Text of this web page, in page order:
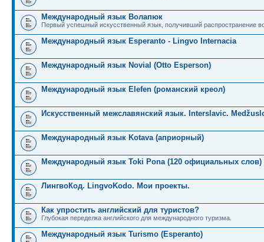
Международный язык Волапюк
Первый успешный искусственный язык, получивший распространение
Международный язык Esperanto - Lingvo Internacia
Международный язык Novial (Otto Esperson)
Международный язык Elefen (романский креол)
Искусственный межславянский язык. Interslavic.
Международный язык Kotava (априорный)
Международный язык Toki Pona (120 официальных слов)
ЛингвоКод. LingvoKodo. Мои проекты.
Как упростить английский для туристов?
Глубокая переделка английского для международного туризма.
Международный язык Turismo (Esperanto)